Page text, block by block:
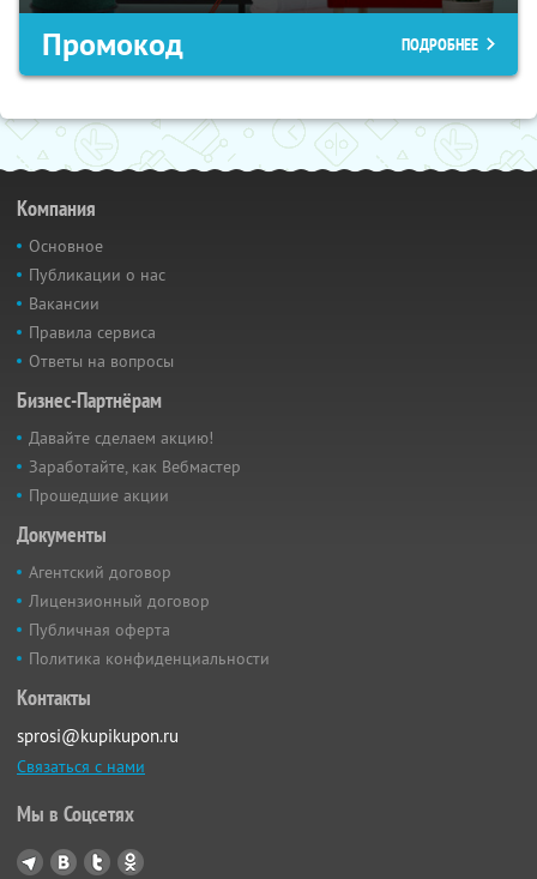
Промокод ПОДРОБНЕЕ
Компания
Основное
Публикации о нас
Вакансии
Правила сервиса
Ответы на вопросы
Бизнес-Партнёрам
Давайте сделаем акцию!
Заработайте, как Вебмастер
Прошедшие акции
Документы
Агентский договор
Лицензионный договор
Публичная оферта
Политика конфиденциальности
Контакты
sprosi@kupikupon.ru
Связаться с нами
Мы в Соцсетях